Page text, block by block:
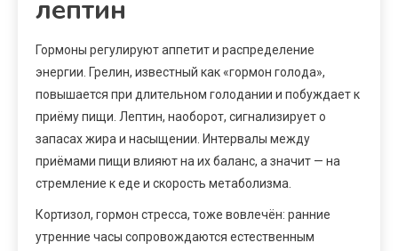
лептин
Гормоны регулируют аппетит и распределение
энергии. Грелин, известный как «гормон голода»,
повышается при длительном голодании и побуждает к
приёму пищи. Лептин, наоборот, сигнализирует о
запасах жира и насыщении. Интервалы между
приёмами пищи влияют на их баланс, а значит — на
стремление к еде и скорость метаболизма.
Кортизол, гормон стресса, тоже вовлечён: ранние
утренние часы сопровождаются естественным